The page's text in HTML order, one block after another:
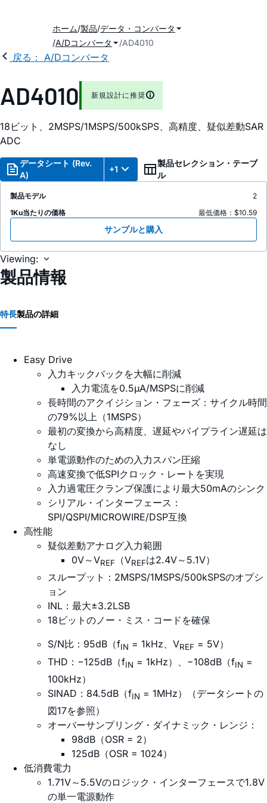
ホーム 製品 データ・コンバータ
A/Dコンバータ
AD4010
戻る： A/Dコンバータ
AD4010 新規設計に推奨
18ビット、2MSPS/1MSPS/500kSPS、高精度、疑似差動SAR
ADC
データシート (Rev.
A)
+1
製品セレクション・テーブ
ル
製品モデル
2
1Ku当たりの価格
最低価格：$10.59
サンプルと購入
Viewing:
製品情報
特長製品の詳細
Easy Drive
入力キックバックを大幅に削減
入力電流を0.5µA/MSPSに削減
長時間のアクイジション・フェーズ：サイクル時間
の79%以上（1MSPS）
最初の変換から高精度、遅延やパイプライン遅延は
なし
単電源動作のための入力スパン圧縮
高速変換で低SPIクロック・レートを実現
入力過電圧クランプ保護により最大50mAのシンク
シリアル・インターフェース：
SPI/QSPI/MICROWIRE/DSP互換
高性能
疑似差動アナログ入力範囲
0V～VREF （VREFは2.4V～5.1V）
スループット：2MSPS/1MSPS/500kSPSのオプシ
ョン
INL：最大±3.2LSB
18ビットのノー・ミス・コードを確保
S/N比：95dB（fIN = 1kHz、VREF = 5V）
THD：−125dB（fIN = 1kHz）、−108dB（fIN =
100kHz）
SINAD：84.5dB（fIN = 1MHz）（データシートの
図17を参照）
オーバーサンプリング・ダイナミック・レンジ：
98dB（OSR = 2）
125dB（OSR = 1024）
低消費電力
1.71V～5.5Vのロジック・インターフェースで1.8V
の単一電源動作